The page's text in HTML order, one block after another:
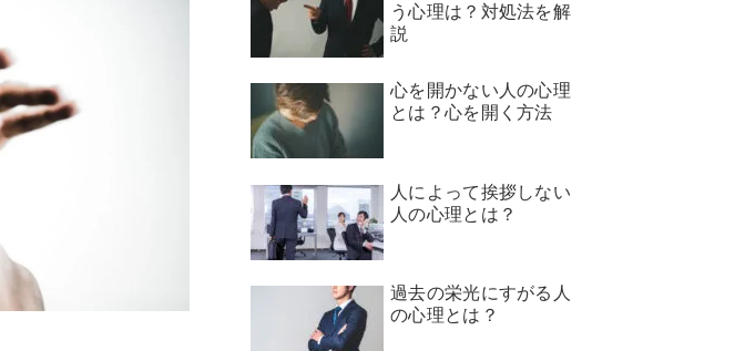
う心理は？対処法を解
説
心を開かない人の心理
とは？心を開く方法
人によって挨拶しない
人の心理とは？
過去の栄光にすがる人
の心理とは？